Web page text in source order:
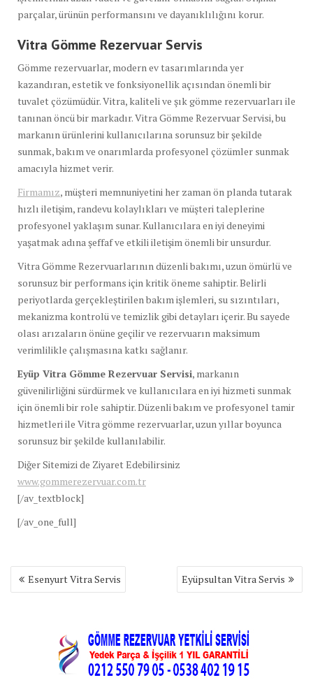
parçalar, ürünün performansını ve dayanıklılığını korur.
Vitra Gömme Rezervuar Servis
Gömme rezervuarlar, modern ev tasarımlarında yer
kazandıran, estetik ve fonksiyonellik açısından önemli bir
tuvalet çözümüdür. Vitra, kaliteli ve şık gömme rezervuarları ile
tanınan öncü bir markadır. Vitra Gömme Rezervuar Servisi, bu
markanın ürünlerini kullanıcılarına sorunsuz bir şekilde
sunmak, bakım ve onarımlarda profesyonel çözümler sunmak
amacıyla hizmet verir.
Firmamız, müşteri memnuniyetini her zaman ön planda tutarak
hızlı iletişim, randevu kolaylıkları ve müşteri taleplerine
profesyonel yaklaşım sunar. Kullanıcılara en iyi deneyimi
yaşatmak adına şeffaf ve etkili iletişim önemli bir unsurdur.
Vitra Gömme Rezervuarlarının düzenli bakımı, uzun ömürlü ve
sorunsuz bir performans için kritik öneme sahiptir. Belirli
periyotlarda gerçekleştirilen bakım işlemleri, su sızıntıları,
mekanizma kontrolü ve temizlik gibi detayları içerir. Bu sayede
olası arızaların önüne geçilir ve rezervuarın maksimum
verimlilikle çalışmasına katkı sağlanır.
Eyüp Vitra Gömme Rezervuar Servisi, markanın
güvenilirliğini sürdürmek ve kullanıcılara en iyi hizmeti sunmak
için önemli bir role sahiptir. Düzenli bakım ve profesyonel tamir
hizmetleri ile Vitra gömme rezervuarlar, uzun yıllar boyunca
sorunsuz bir şekilde kullanılabilir.
Diğer Sitemizi de Ziyaret Edebilirsiniz
www.gommerezervuar.com.tr
[/av_textblock]
[/av_one_full]
Yazı
gezinmesi
Esenyurt Vitra Servis Eyüpsultan Vitra Servis